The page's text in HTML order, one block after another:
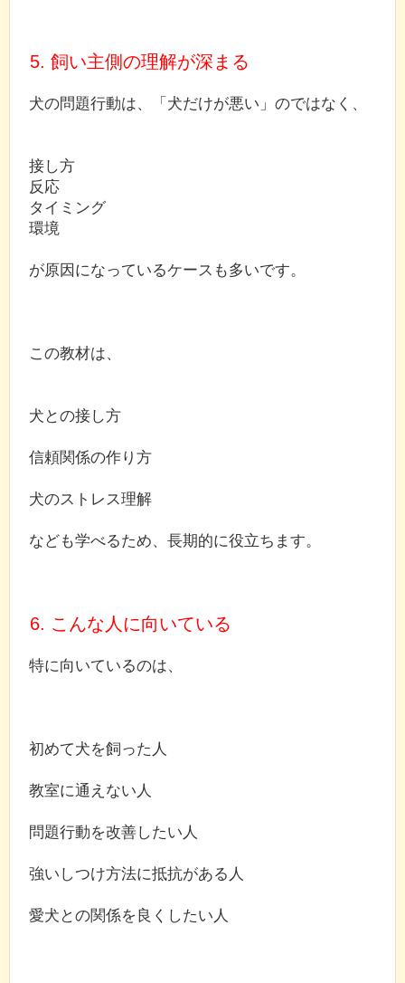
5. 飼い主側の理解が深まる
犬の問題行動は、「犬だけが悪い」のではなく、
接し方
反応
タイミング
環境
が原因になっているケースも多いです。
この教材は、
犬との接し方
信頼関係の作り方
犬のストレス理解
なども学べるため、長期的に役立ちます。
6. こんな人に向いている
特に向いているのは、
初めて犬を飼った人
教室に通えない人
問題行動を改善したい人
強いしつけ方法に抵抗がある人
愛犬との関係を良くしたい人